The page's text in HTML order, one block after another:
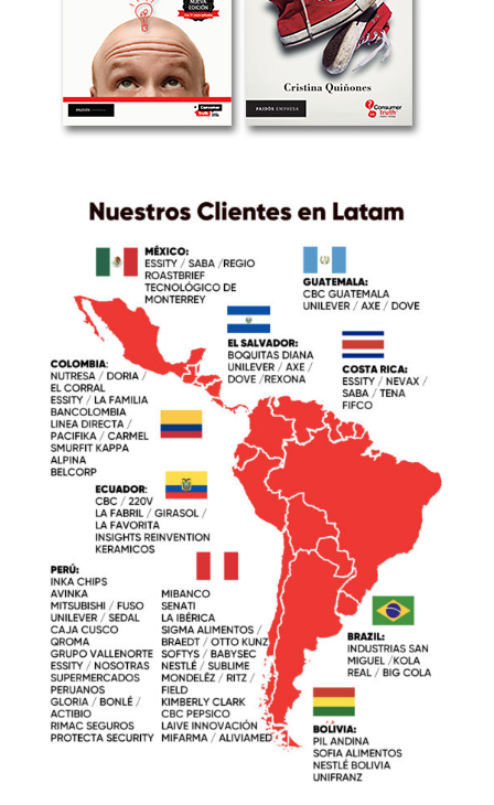
Gloria y otros